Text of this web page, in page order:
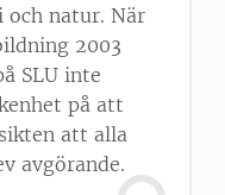
natur. När
2003
SLU inte
på att
att alla
avgörande.